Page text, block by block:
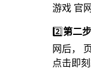
游戏 官
2️⃣第二
网后，
点击即